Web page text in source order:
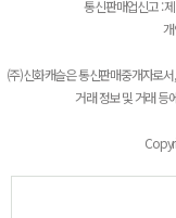
통신판매업신고 :
(주)신화캐슬은 통신판매중개자로
거래 정보 및 거래 등